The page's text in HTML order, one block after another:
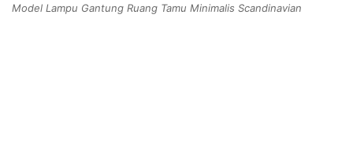
Model Lampu Gantung Ruang Tamu Minimalis Scandinavian